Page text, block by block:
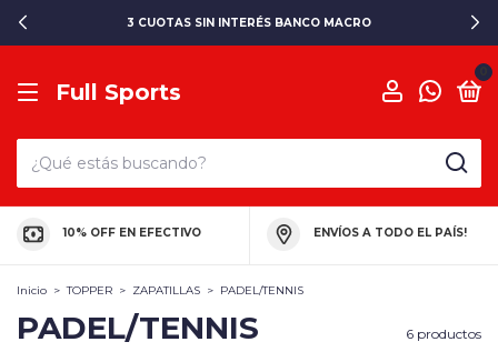
3 CUOTAS SIN INTERÉS BANCO MACRO
Full Sports
10% OFF EN EFECTIVO ENVÍOS A TODO EL PAÍS!
Inicio > TOPPER > ZAPATILLAS > PADEL/TENNIS
PADEL/TENNIS 6 productos